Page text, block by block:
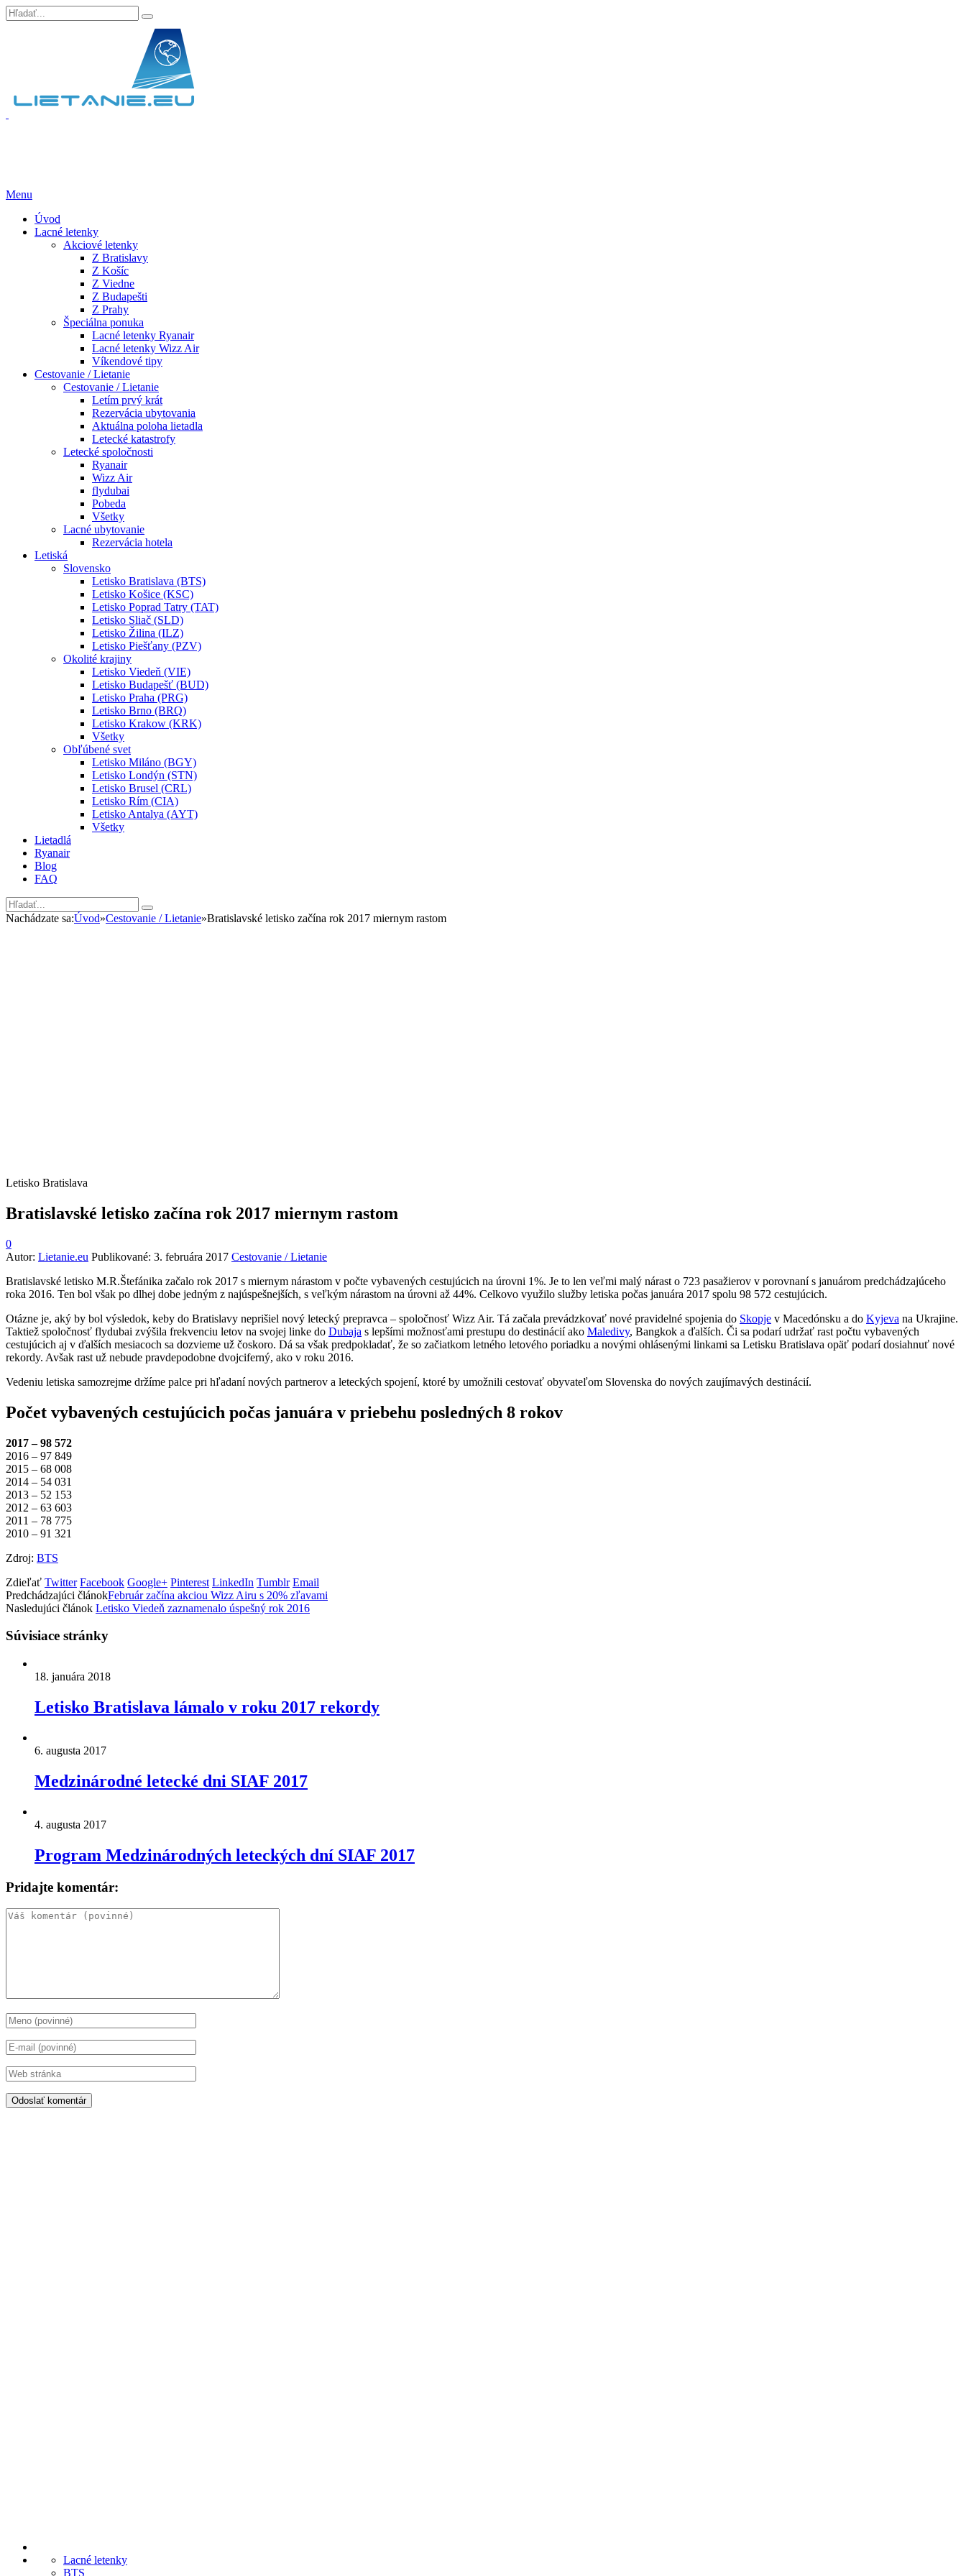
Menu
Úvod
Lacné letenky
Akciové letenky
Z Bratislavy
Z Košíc
Z Viedne
Z Budapešti
Z Prahy
Špeciálna ponuka
Lacné letenky Ryanair
Lacné letenky Wizz Air
Víkendové tipy
Cestovanie / Lietanie
Cestovanie / Lietanie
Letím prvý krát
Rezervácia ubytovania
Aktuálna poloha lietadla
Letecké katastrofy
Letecké spoločnosti
Ryanair
Wizz Air
flydubai
Pobeda
Všetky
Lacné ubytovanie
Rezervácia hotela
Letiská
Slovensko
Letisko Bratislava (BTS)
Letisko Košice (KSC)
Letisko Poprad Tatry (TAT)
Letisko Sliač (SLD)
Letisko Žilina (ILZ)
Letisko Piešťany (PZV)
Okolité krajiny
Letisko Viedeň (VIE)
Letisko Budapešť (BUD)
Letisko Praha (PRG)
Letisko Brno (BRQ)
Letisko Krakow (KRK)
Všetky
Obľúbené svet
Letisko Miláno (BGY)
Letisko Londýn (STN)
Letisko Brusel (CRL)
Letisko Rím (CIA)
Letisko Antalya (AYT)
Všetky
Lietadlá
Ryanair
Blog
FAQ
Nachádzate sa:Úvod»Cestovanie / Lietanie»Bratislavské letisko začína rok 2017 miernym rastom
Letisko Bratislava
Bratislavské letisko začína rok 2017 miernym rastom
0
Autor: Lietanie.eu Publikované: 3. februára 2017 Cestovanie / Lietanie
Bratislavské letisko M.R.Štefánika začalo rok 2017 s miernym nárastom v počte vybavených cestujúcich na úrovni 1%. Je to len veľmi malý nárast o 723 pasažierov v porovnaní s januárom predchádzajúceho
roka 2016. Ten bol však po dlhej dobe jedným z najúspešnejších, s veľkým nárastom na úrovni až 44%. Celkovo využilo služby letiska počas januára 2017 spolu 98 572 cestujúcich.
Otázne je, aký by bol výsledok, keby do Bratislavy neprišiel nový letecký prepravca – spoločnosť Wizz Air. Tá začala prevádzkovať nové pravidelné spojenia do Skopje v Macedónsku a do Kyjeva na Ukrajine.
Taktiež spoločnosť flydubai zvýšila frekvenciu letov na svojej linke do Dubaja s lepšími možnosťami prestupu do destinácií ako Maledivy, Bangkok a ďalších. Či sa podarí udržať rast počtu vybavených
cestujúcich aj v ďalších mesiacoch sa dozvieme už čoskoro. Dá sa však predpokladať, že so začiatkom letného letového poriadku a novými ohlásenými linkami sa Letisku Bratislava opäť podarí dosiahnuť nové
rekordy. Avšak rast už nebude pravdepodobne dvojciferný, ako v roku 2016.
Vedeniu letiska samozrejme držíme palce pri hľadaní nových partnerov a leteckých spojení, ktoré by umožnili cestovať obyvateľom Slovenska do nových zaujímavých destinácií.
Počet vybavených cestujúcich počas januára v priebehu posledných 8 rokov
2017 – 98 572
2016 – 97 849
2015 – 68 008
2014 – 54 031
2013 – 52 153
2012 – 63 603
2011 – 78 775
2010 – 91 321
Zdroj: BTS
Zdieľať Twitter Facebook Google+ Pinterest LinkedIn Tumblr Email
Predchádzajúci článokFebruár začína akciou Wizz Airu s 20% zľavami
Nasledujúci článok Letisko Viedeň zaznamenalo úspešný rok 2016
Súvisiace stránky
18. januára 2018
Letisko Bratislava lámalo v roku 2017 rekordy
6. augusta 2017
Medzinárodné letecké dni SIAF 2017
4. augusta 2017
Program Medzinárodných leteckých dní SIAF 2017
Pridajte komentár:
Lacné letenky
BTS